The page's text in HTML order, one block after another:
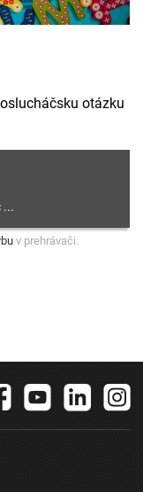
otázku
v prehrávači.